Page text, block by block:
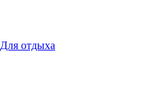
Для отдыха